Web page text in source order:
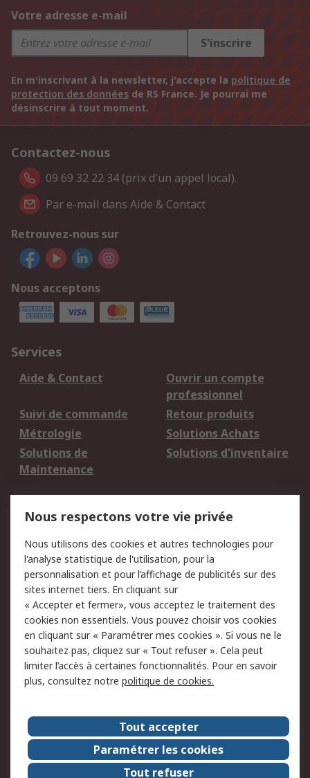
Votre adresse e-mail
S'inscrire
En m'inscrivant à la newsletter, j'accepte la politique de
protection des données de RS France. Je pourrai me
désinscrire à tout moment.
Contactez-nous
09 69 32 22 34 (prix d'un appel local).
Par e-mail dans Aide & Contact
Retrouvez-nous sur
Nous acceptons
Services
Aide & Contact
Ouvrir un compte
professionnel
Suivi de commande
Retour produits
Métrologie
Solutions Achats
Solutions de
Maintenance
Solutions d'inventaire
du site
Politique de protection
des données - Mise à
jour
Sécurité des E-mails
Conditions générales
de vente
Politique anti-
corruption
Campagnes marketing
A propos de RS
A propos de RS France
Evénements
Le groupe RS Group Plc
Presse
RS dans le monde
Démarche RSE
RS Particuliers
Nous respectons votre vie privée
Nous utilisons des cookies et autres technologies pour
l'analyse statistique de l'utilisation, pour la
personnalisation et pour l’affichage de publicités sur des
sites internet tiers. En cliquant sur
« Accepter et fermer», vous acceptez le traitement des
cookies non essentiels. Vous pouvez choisir vos cookies
en cliquant sur « Paramétrer mes cookies ». Si vous ne le
souhaitez pas, cliquez sur « Tout refuser ». Cela peut
limiter l’accès à certaines fonctionnalités. Pour en savoir
plus, consultez notre politique de cookies.
Tout accepter
Paramétrer les cookies
Tout refuser